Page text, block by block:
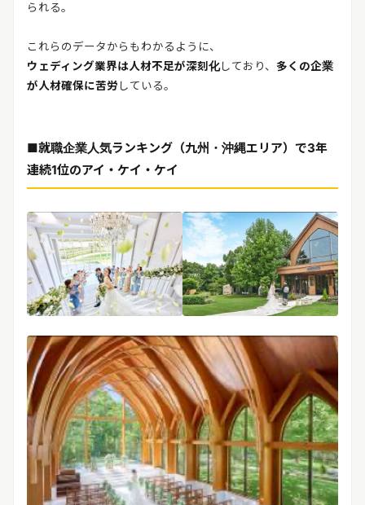
られる。
これらのデータからもわかるように、
ウェディング業界は人材不足が深刻化しており、 多くの企業
が人材確保に苦労 している。
■就職企業人気ランキング（九州・沖縄エリア）で3年
連続1位のアイ・ケイ・ケイ